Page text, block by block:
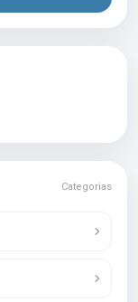
Categorias